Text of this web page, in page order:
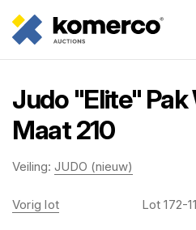
Judo "Elite"
Maat 210
Veiling: JUDO (nieuw)
Vorig lot Lot 172-